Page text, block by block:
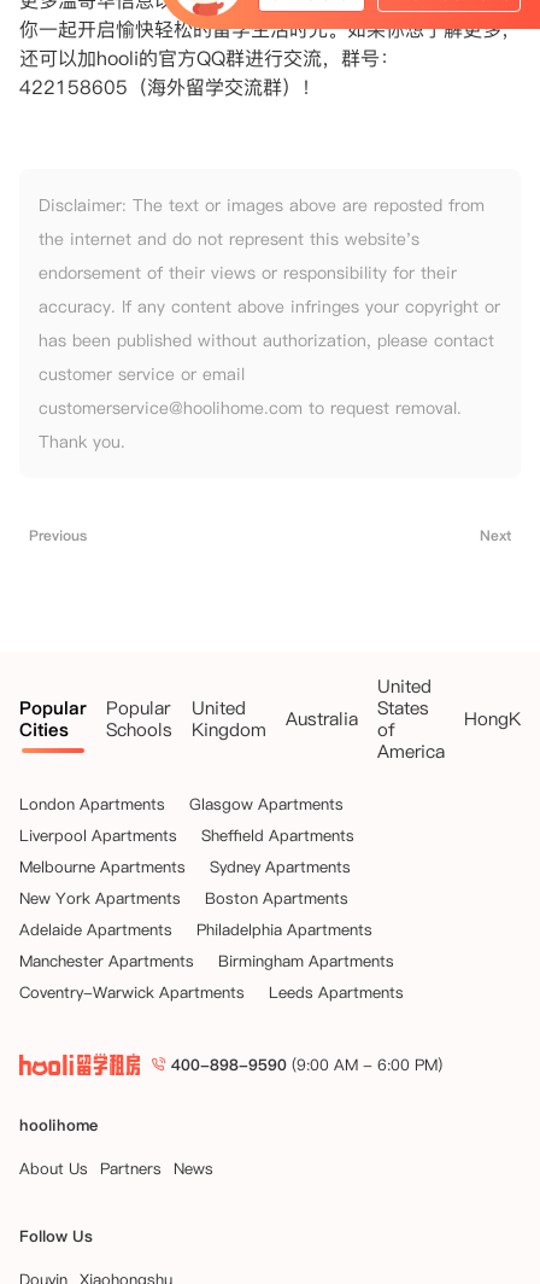
你一起开启愉快轻松的留学生活时光。如果你想了解更多，
还可以加hooli的官方QQ群进行交流，群号：
422158605（海外留学交流群）！
Disclaimer: The text or images above are reposted from
the internet and do not represent this website's
endorsement of their views or responsibility for their
accuracy. If any content above infringes your copyright or
has been published without authorization, please contact
customer service or email
customerservice@hoolihome.com to request removal.
Thank you.
Previous Next
Popular
Cities
Popular
Schools
United
Kingdom
Australia
United
States
of
America
London Apartments
Glasgow Apartments
Liverpool Apartments
Sheffield Apartments
Melbourne Apartments
Sydney Apartments
New York Apartments
Boston Apartments
Adelaide Apartments
Philadelphia Apartments
Manchester Apartments
Birmingham Apartments
Coventry-Warwick Apartments
Leeds Apartments
400-898-9590 (9:00 AM - 6:00 PM)
hoolihome
About Us
Partners News
Follow Us
Douyin Xiaohongshu